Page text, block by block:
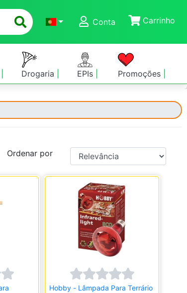
Conta
Carrinho
Drogaria EPIs Promoções
Ordenar por
Hobby - Lâmpada Para Terrário